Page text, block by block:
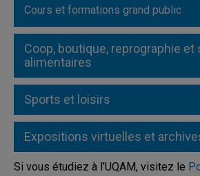
Cours et formations grand public
Coop, boutique, reprographie et
alimentaires
Sports et loisirs
Expositions virtuelles et
Si vous étudiez à l’UQAM, visitez le